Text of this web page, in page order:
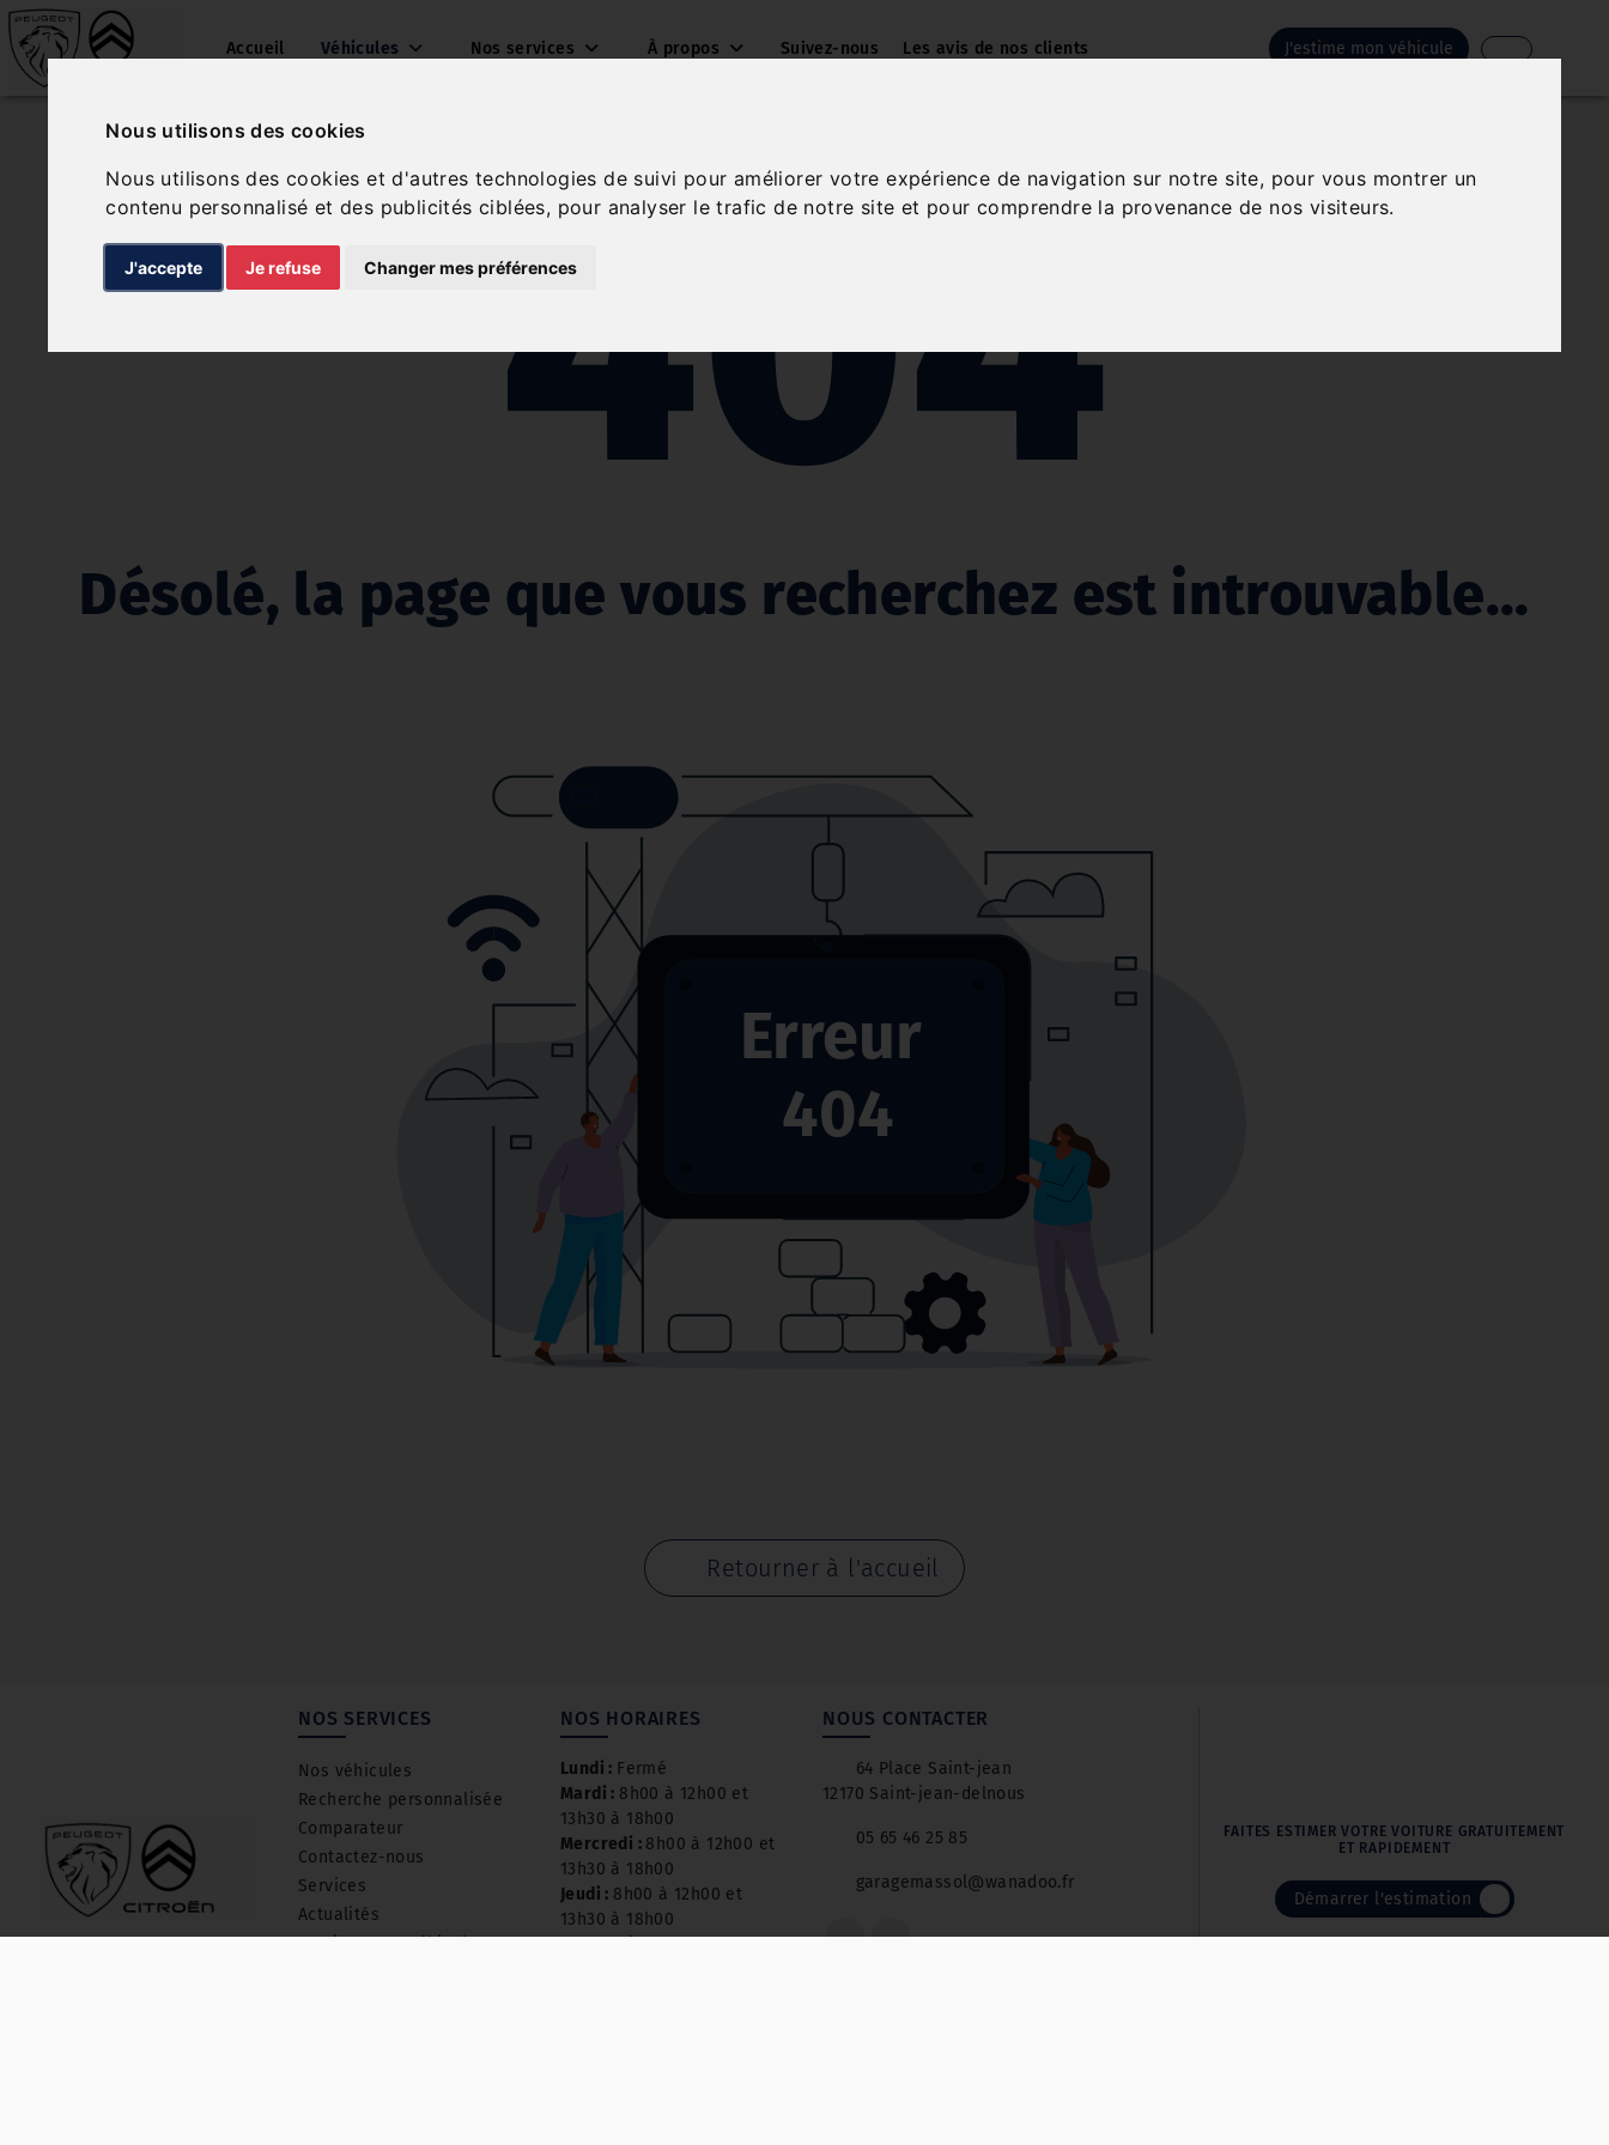
Nous utilisons des cookies
Nous utilisons des cookies et d'autres technologies de suivi pour améliorer votre expérience de navigation sur notre site, pour vous montrer un
contenu personnalisé et des publicités ciblées, pour analyser le trafic de notre site et pour comprendre la provenance de nos visiteurs.
J'accepte Je refuse Changer mes préférences
Accueil Véhicules Nos services À propos Suivez-nous Les avis de nos clients J'estime mon véhicule
404
Désolé, la page que vous recherchez est introuvable...
Erreur
404
Retourner à l'accueil
NOS SERVICES
Nos véhicules
Recherche personnalisée
Comparateur
Contactez-nous
Services
Actualités
J'estime mon véhicule
NOS HORAIRES
Lundi : Fermé
Mardi : 8h00 à 12h00 et
13h30 à 18h00
Mercredi : 8h00 à 12h00 et
13h30 à 18h00
Jeudi : 8h00 à 12h00 et
13h30 à 18h00
NOUS CONTACTER
64 Place Saint-jean
12170 Saint-jean-delnous
05 65 46 25 85
garagemassol@wanadoo.fr
FAITES ESTIMER VOTRE VOITURE GRATUITEMENT
ET RAPIDEMENT
Démarrer l'estimation